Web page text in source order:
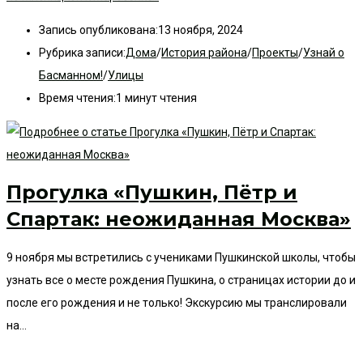
Запись опубликована:13 ноября, 2024
Рубрика записи:Дома/История района/Проекты/Узнай о
Басманном!/Улицы
Время чтения:1 минут чтения
Прогулка «Пушкин, Пётр и
Спартак: неожиданная Москва»
9 ноября мы встретились с учениками Пушкинской школы, чтобы
узнать все о месте рождения Пушкина, о страницах истории до и
после его рождения и не только! Экскурсию мы транслировали
на…